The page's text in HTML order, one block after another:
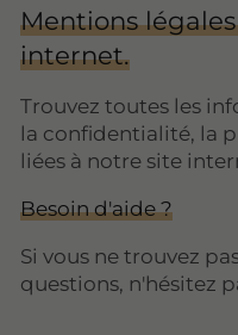
Mentions
internet.
Trouvez toutes les
la confidentialité, la
liées à notre site
Besoin d'aide ?
Si vous ne trouvez
questions, n'hésitez